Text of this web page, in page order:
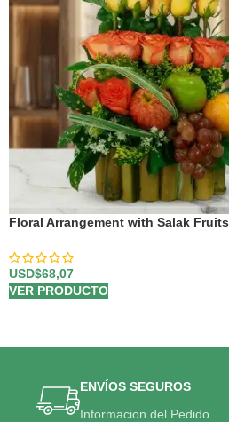
Floral Arrangement with Salak Fruits
USD$68,07
VER PRODUCTO
ENVÍOS SEGUROS
Informacion del Pedido